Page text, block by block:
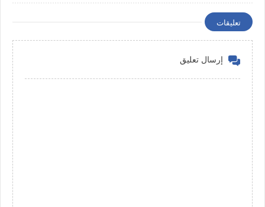
تعليقات
إرسال تعليق